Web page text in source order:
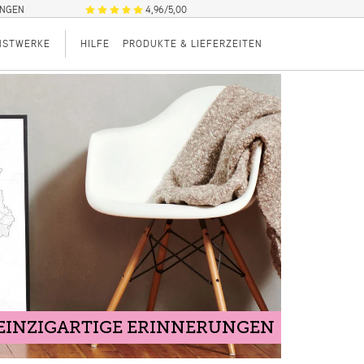
4,96/5,00
HILFE PRODUKTE & LIEFERZEITEN
ERINNERUNGEN